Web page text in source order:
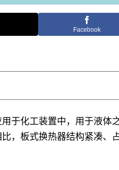
Facebook
于化工装置中，用于液体
，板式换热器结构紧凑、